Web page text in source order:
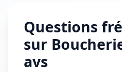
Questions
sur
avs